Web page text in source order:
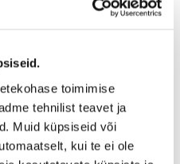
toimimise
tehnilist teavet ja
Muid küpsiseid või
kui te ei ole